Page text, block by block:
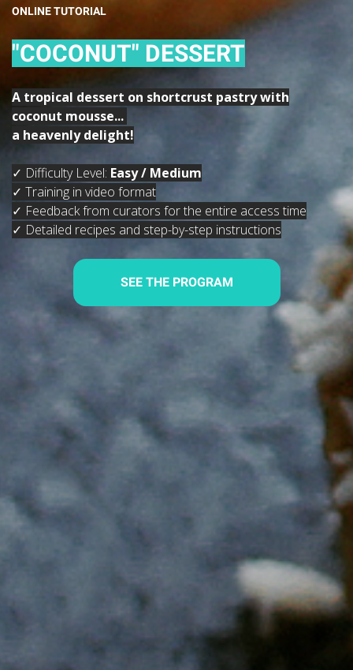
ONLINE TUTORIAL
"COCONUT" DESSERT
A tropical dessert on shortcrust pastry with
coconut mousse...
a heavenly delight!
✓ Difficulty Level: Easy / Medium
✓ Training in video format
✓ Feedback from curators for the entire access time
✓ Detailed recipes and step-by-step instructions
SEE THE PROGRAM